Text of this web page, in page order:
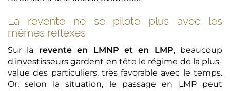
La revente ne se pilote plus avec les
mêmes réflexes
Sur la revente en LMNP et en LMP, beaucoup
d'investisseurs gardent en tête le régime de la plus-
value des particuliers, très favorable avec le temps.
Or, selon la situation, le passage en LMP peut